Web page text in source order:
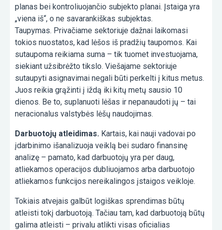
planas bei kontroliuojančio subjekto planai. Įstaiga yra
„viena iš“, o ne savarankiškas subjektas.
Taupymas. Privačiame sektoriuje dažnai laikomasi
tokios nuostatos, kad lėšos iš pradžių taupomos. Kai
sutaupoma reikiama suma – tik tuomet investuojama,
siekiant užsibrėžto tikslo. Viešajame sektoriuje
sutaupyti asignavimai negali būti perkelti į kitus metus.
Juos reikia grąžinti į iždą iki kitų metų sausio 10
dienos. Be to, suplanuoti lėšas ir nepanaudoti jų – tai
neracionalus valstybės lėšų naudojimas.
Darbuotojų atleidimas. Kartais, kai nauji vadovai po
įdarbinimo išanalizuoja veiklą bei sudaro finansinę
analizę – pamato, kad darbuotojų yra per daug,
atliekamos operacijos dubliuojamos arba darbuotojo
atliekamos funkcijos nereikalingos įstaigos veikloje.
Tokiais atvejais galbūt logiškas sprendimas būtų
atleisti tokį darbuotoją. Tačiau tam, kad darbuotoją būtų
galima atleisti – privalu atlikti visas oficialias